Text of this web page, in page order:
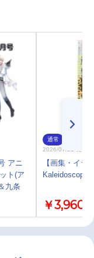
アニ
ト(ア
九条
通常
2026/07/21 発売
【画集・イラ
Kaleidoscope
￥3,960